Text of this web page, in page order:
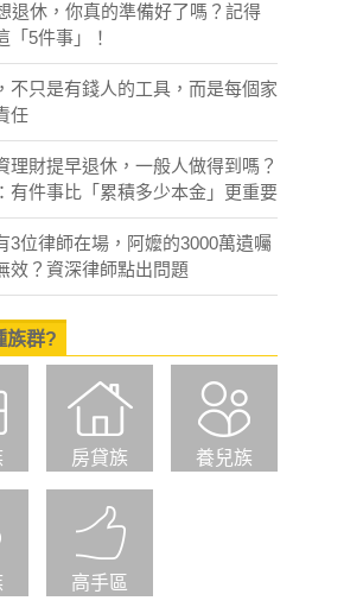
退休，你真的準備好了嗎？記得
「5件事」！
不只是有錢人的工具，而是每個家
任
理財提早退休，一般人做得到嗎？
有件事比「累積多少本金」更重要
3位律師在場，阿嬤的3000萬遺囑
效？資深律師點出問題
族群?
房貸族 養兒族
高手區